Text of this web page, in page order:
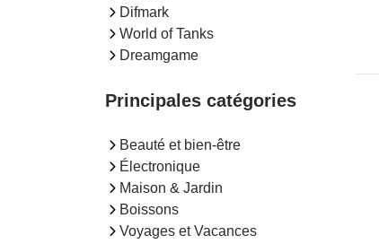
Difmark
World of Tanks
Dreamgame
Principales catégories
Beauté et bien-être
Électronique
Maison & Jardin
Boissons
Voyages et Vacances